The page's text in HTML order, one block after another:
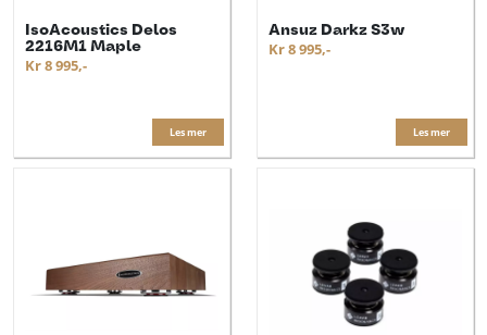
IsoAcoustics Delos
2216M1 Maple
Kr 8 995,-
Les mer
Ansuz Darkz S3w
Kr 8 995,-
Les mer